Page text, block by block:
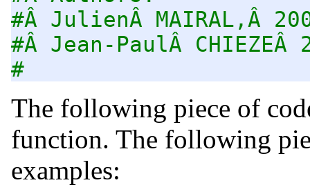
#Â JulienÂ MAIRAL,Â
#Â Jean-PaulÂ
#
The following piece of
function. The following
examples: